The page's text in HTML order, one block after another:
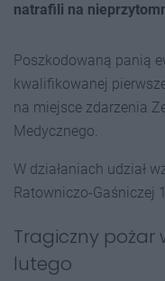
natrafili na
Poszkodowaną panią
kwalifikowanej
na miejsce zdarzenia
Medycznego.
W działaniach udział
Ratowniczo-Gaśniczej
Tragiczny pożar
lutego